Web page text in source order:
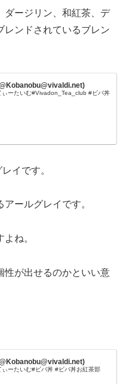
ダージリン、和紅茶、デ
レンドされているブレン
ーたいむ#Vivadon_Tea_club #ビバ丼
イです。
ールグレイです。
ね。
性が出せるのかといい意
ーたいむ#ビバ丼 #ビバ丼お紅茶部